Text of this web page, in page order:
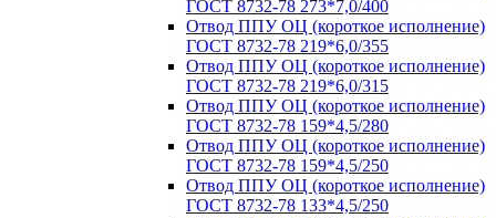
ГОСТ 8732-78 273*7,0/400
Отвод ППУ ОЦ (короткое исполнение)
ГОСТ 8732-78 219*6,0/355
Отвод ППУ ОЦ (короткое исполнение)
ГОСТ 8732-78 219*6,0/315
Отвод ППУ ОЦ (короткое исполнение)
ГОСТ 8732-78 159*4,5/280
Отвод ППУ ОЦ (короткое исполнение)
ГОСТ 8732-78 159*4,5/250
Отвод ППУ ОЦ (короткое исполнение)
ГОСТ 8732-78 133*4,5/250